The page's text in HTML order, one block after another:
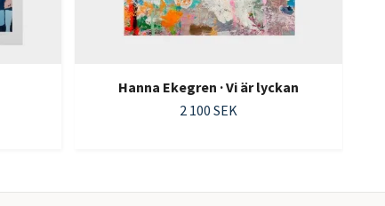
Hanna Ekegren · Vi är lyckan
2 100 SEK